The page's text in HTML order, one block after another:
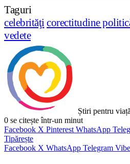
Taguri
celebrităţicorectitudine
vedete
Știri pentru viață
0 se citește într-un minut
Facebook X Pinterest WhatsApp
Tipărește
Facebook X WhatsApp Telegram